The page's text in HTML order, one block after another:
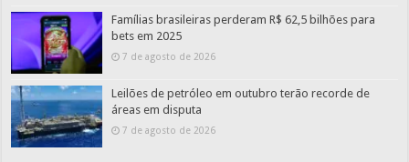
Famílias brasileiras perderam R$ 62,5 bilhões para
bets em 2025
7 de agosto de 2026
Leilões de petróleo em outubro terão recorde de
áreas em disputa
7 de agosto de 2026